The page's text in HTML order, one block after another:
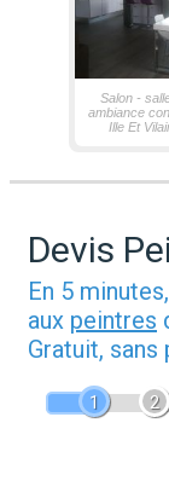
Salon -
ambiance
Ille Et
Devis
En 5
aux peintres
Gratuit, sans
1 2